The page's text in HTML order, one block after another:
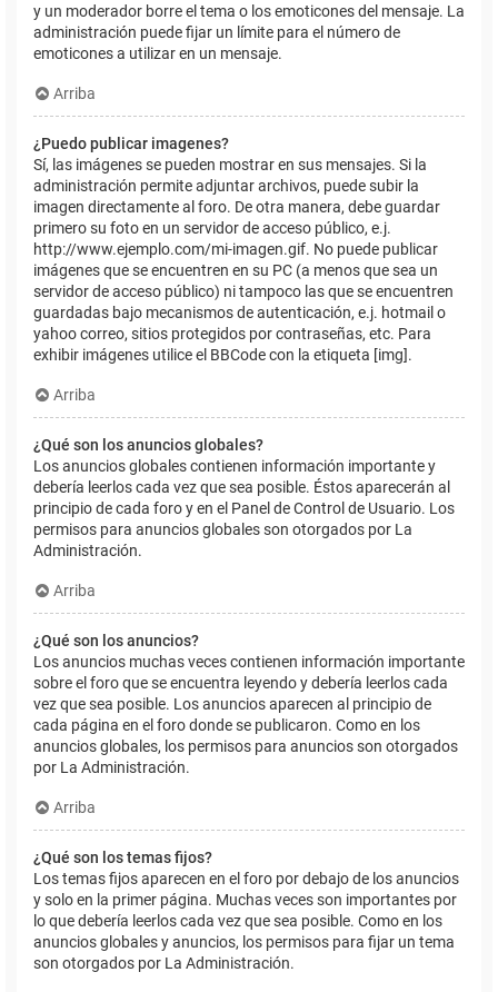
y un moderador borre el tema o los emoticones del mensaje. La
administración puede fijar un límite para el número de
emoticones a utilizar en un mensaje.
Arriba
¿Puedo publicar imagenes?
Sí, las imágenes se pueden mostrar en sus mensajes. Si la
administración permite adjuntar archivos, puede subir la
imagen directamente al foro. De otra manera, debe guardar
primero su foto en un servidor de acceso público, e.j.
http://www.ejemplo.com/mi-imagen.gif. No puede publicar
imágenes que se encuentren en su PC (a menos que sea un
servidor de acceso público) ni tampoco las que se encuentren
guardadas bajo mecanismos de autenticación, e.j. hotmail o
yahoo correo, sitios protegidos por contraseñas, etc. Para
exhibir imágenes utilice el BBCode con la etiqueta [img].
Arriba
¿Qué son los anuncios globales?
Los anuncios globales contienen información importante y
debería leerlos cada vez que sea posible. Éstos aparecerán al
principio de cada foro y en el Panel de Control de Usuario. Los
permisos para anuncios globales son otorgados por La
Administración.
Arriba
¿Qué son los anuncios?
Los anuncios muchas veces contienen información importante
sobre el foro que se encuentra leyendo y debería leerlos cada
vez que sea posible. Los anuncios aparecen al principio de
cada página en el foro donde se publicaron. Como en los
anuncios globales, los permisos para anuncios son otorgados
por La Administración.
Arriba
¿Qué son los temas fijos?
Los temas fijos aparecen en el foro por debajo de los anuncios
y solo en la primer página. Muchas veces son importantes por
lo que debería leerlos cada vez que sea posible. Como en los
anuncios globales y anuncios, los permisos para fijar un tema
son otorgados por La Administración.